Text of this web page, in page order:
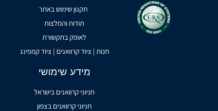
תקנון שימוש באתר
תודות והמלצות
לאופק בתקשורת
חנות | ציוד קרוואנים | ציוד קמפינג
מידע שימושי
חניוני קרוואנים בישראל
חניוני קרוואנים בצפון